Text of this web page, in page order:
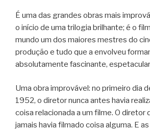
É uma das grandes obras mais
o início de uma trilogia brilhante; é o
mundo um dos maiores mestres do
produção e tudo que a envolveu
absolutamente fascinante,
Uma obra improvável: no primeiro dia
1952, o diretor nunca antes havia
coisa relacionada a um filme. O diretor
jamais havia filmado coisa alguma. E